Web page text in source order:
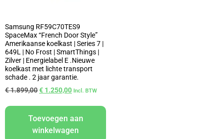
Samsung RF59C70TES9
SpaceMax “French Door Style”
Amerikaanse koelkast | Series 7 |
649L | No Frost | SmartThings |
Zilver | Energielabel E .Nieuwe
koelkast met lichte transport
schade . 2 jaar garantie.
€1.899,00€ 1.250,00 Incl. BTW
Toevoegen aan
winkelwagen